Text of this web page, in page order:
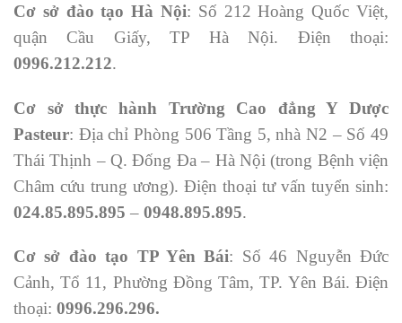
Cơ sở đào tạo Hà Nội: Số 212 Hoàng Quốc Việt,
quận Cầu Giấy, TP Hà Nội. Điện thoại:
0996.212.212.
Cơ sở thực hành Trường Cao đẳng Y Dược
Pasteur: Địa chỉ Phòng 506 Tầng 5, nhà N2 – Số 49
Thái Thịnh – Q. Đống Đa – Hà Nội (trong Bệnh viện
Châm cứu trung ương). Điện thoại tư vấn tuyển sinh:
024.85.895.895 – 0948.895.895.
Cơ sở đào tạo TP Yên Bái: Số 46 Nguyễn Đức
Cảnh, Tổ 11, Phường Đồng Tâm, TP. Yên Bái. Điện
thoại: 0996.296.296.